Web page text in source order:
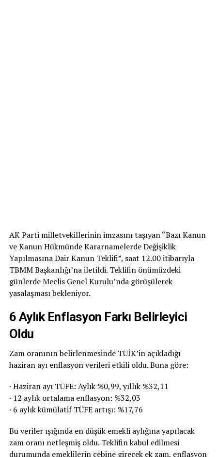
AK Parti milletvekillerinin imzasını taşıyan “Bazı Kanun
ve Kanun Hükmünde Kararnamelerde Değişiklik
Yapılmasına Dair Kanun Teklifi”, saat 12.00 itibarıyla
TBMM Başkanlığı’na iletildi. Teklifin önümüzdeki
günlerde Meclis Genel Kurulu’nda görüşülerek
yasalaşması bekleniyor.
6 Aylık Enflasyon Farkı Belirleyici
Oldu
Zam oranının belirlenmesinde TÜİK’in açıkladığı
haziran ayı enflasyon verileri etkili oldu. Buna göre:
· Haziran ayı TÜFE: Aylık %0,99, yıllık %32,11
· 12 aylık ortalama enflasyon: %32,03
· 6 aylık kümülatif TÜFE artışı: %17,76
Bu veriler ışığında en düşük emekli aylığına yapılacak
zam oranı netleşmiş oldu. Teklifin kabul edilmesi
durumunda emeklilerin cebine girecek ek zam, enflasyon